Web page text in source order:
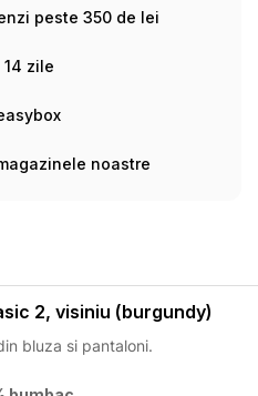
peste 350 de lei
zile
noastre
2, visiniu (burgundy)
bluza si pantaloni.